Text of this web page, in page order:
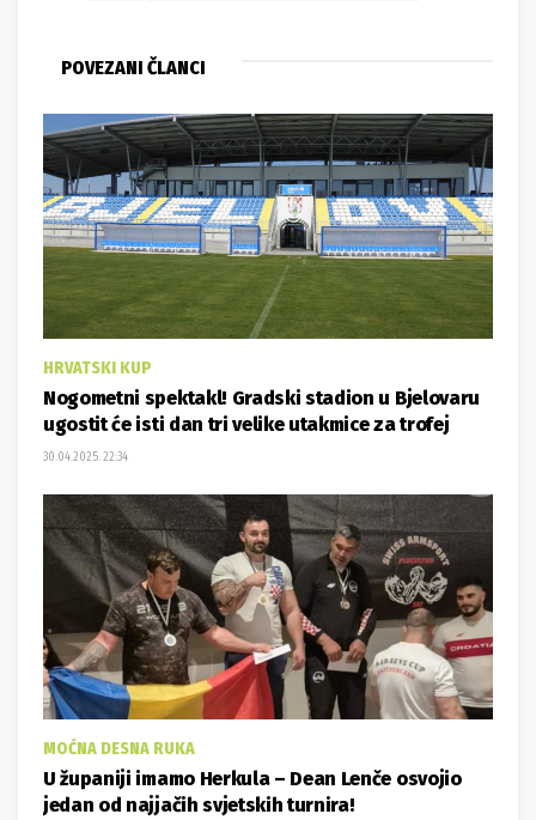
POVEZANI ČLANCI
HRVATSKI KUP
Nogometni spektakl! Gradski stadion u Bjelovaru
ugostit će isti dan tri velike utakmice za trofej
30.04.2025. 22:34
MOĆNA DESNA RUKA
U županiji imamo Herkula – Dean Lenče osvojio
jedan od najjačih svjetskih turnira!